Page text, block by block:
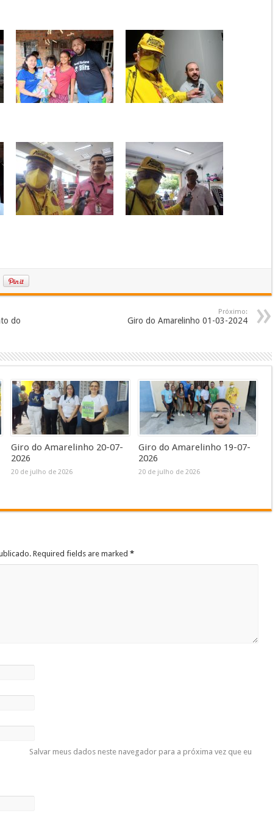
do
Próximo:
Giro do Amarelinho 01-03-2024
Giro do Amarelinho 20-07-
2026
20 de julho de 2026
Giro do Amarelinho 19-07-
2026
20 de julho de 2026
Required fields are marked *
Salvar meus dados neste navegador para a próxima vez que eu